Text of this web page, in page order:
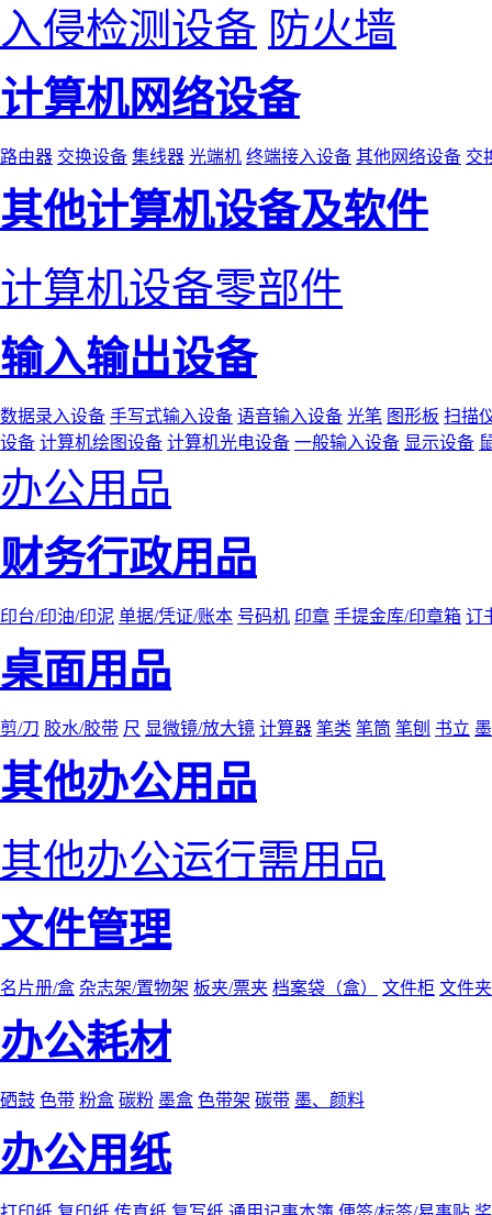
入侵检测设备 防火墙
计算机网络设备
路由器 交换设备 集线器 光端机 终端接入设备 其他网络设备 交
其他计算机设备及软件
计算机设备零部件
输入输出设备
数据录入设备 手写式输入设备 语音输入设备 光笔 图形板 扫描
设备 计算机绘图设备 计算机光电设备 一般输入设备 显示设备
办公用品
财务行政用品
印台/印油/印泥 单据/凭证/账本 号码机 印章 手提金库/印章箱 订
桌面用品
剪/刀 胶水/胶带 尺 显微镜/放大镜 计算器 笔类 笔筒 笔刨 书立
其他办公用品
其他办公运行需用品
文件管理
名片册/盒 杂志架/置物架 板夹/票夹 档案袋（盒） 文件柜 文件
办公耗材
硒鼓 色带 粉盒 碳粉 墨盒 色带架 碳带 墨、颜料
办公用纸